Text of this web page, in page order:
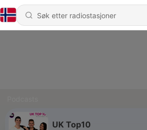
UK Top10